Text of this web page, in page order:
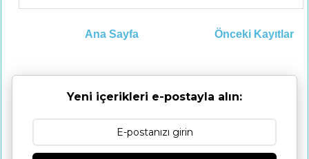
Önceki Kayıtlar
Ana Sayfa
Yeni içerikleri e-postayla alın: